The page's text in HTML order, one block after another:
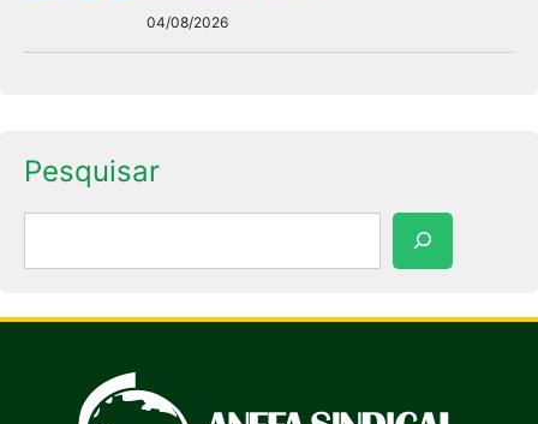
04/08/2026
Pesquisar